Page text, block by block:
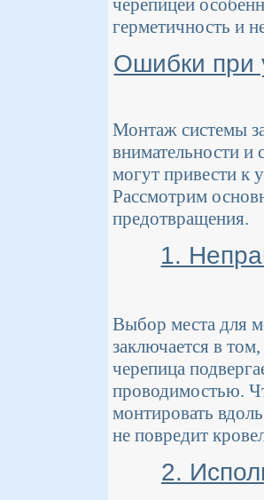
герметичность и
Ошибки при
Монтаж системы
внимательности и
могут привести к
Рассмотрим
предотвращения.
1.
Выбор места для
заключается в
черепица
проводимостью.
монтировать
не повредит
2.